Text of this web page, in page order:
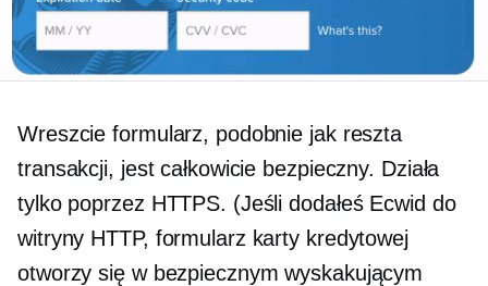
Wreszcie formularz, podobnie jak reszta
transakcji, jest całkowicie bezpieczny. Działa
tylko poprzez HTTPS. (Jeśli dodałeś Ecwid do
witryny HTTP, formularz karty kredytowej
otworzy się w bezpiecznym wyskakującym